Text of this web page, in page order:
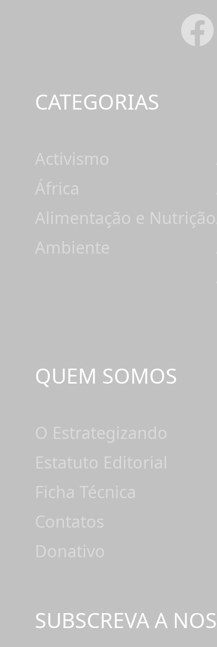
CATEGORIAS
Activismo
África
Alimentação e Nutrição
Ambiente
QUEM SOMOS
O Estrategizando
Estatuto Editorial
Ficha Técnica
Contatos
Donativo
SUBSCREVA A